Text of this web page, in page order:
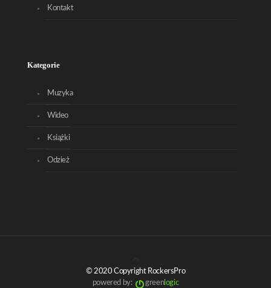
Kontakt
Kategorie
Muzyka
Wideo
Książki
Odzież
© 2020 Copyright RockersPro
powered by:
greenlogic